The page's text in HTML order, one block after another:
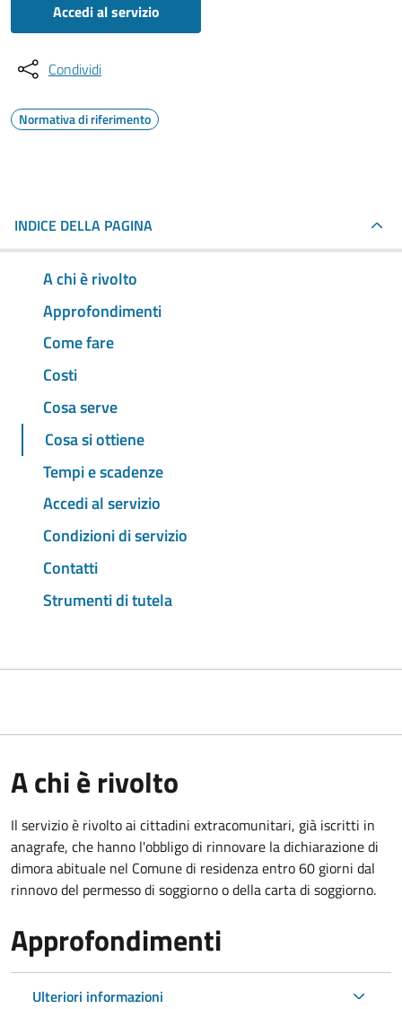
Accedi al servizio
Condividi
Normativa di riferimento
INDICE DELLA PAGINA
A chi è rivolto
Approfondimenti
Come fare
Costi
Cosa serve
Cosa si ottiene
Tempi e scadenze
Accedi al servizio
Condizioni di servizio
Contatti
Strumenti di tutela
A chi è rivolto
Il servizio è rivolto ai cittadini extracomunitari, già iscritti in
anagrafe, che hanno l'obbligo di rinnovare la dichiarazione di
dimora abituale nel Comune di residenza entro 60 giorni dal
rinnovo del permesso di soggiorno o della carta di soggiorno.
Approfondimenti
Ulteriori informazioni